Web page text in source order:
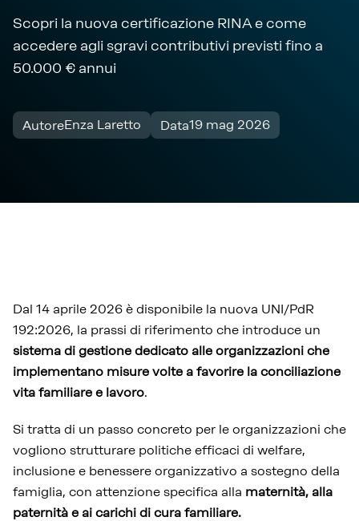
Scopri la nuova certificazione RINA e come
accedere agli sgravi contributivi previsti fino a
50.000 € annui
AutoreEnza Laretto Data19 mag 2026
Dal 14 aprile 2026 è disponibile la nuova UNI/PdR
192:2026, la prassi di riferimento che introduce un
sistema di gestione dedicato alle organizzazioni che
implementano misure volte a favorire la conciliazione
vita familiare e lavoro.
Si tratta di un passo concreto per le organizzazioni che
vogliono strutturare politiche efficaci di welfare,
inclusione e benessere organizzativo a sostegno della
famiglia, con attenzione specifica alla maternità, alla
paternità e ai carichi di cura familiare.